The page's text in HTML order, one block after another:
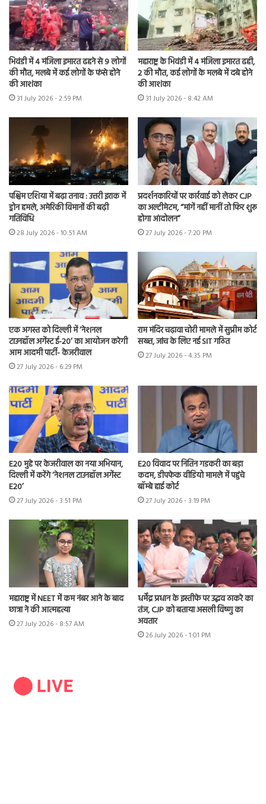
भिवंडी में 4 मंजिला इमारत ढहने से 9 लोगों
की मौत, मलबे में कई लोगों के फंसे होने
की आशंका
31 July 2026 - 2:59 PM
महाराष्ट्र के भिवंडी में 4 मंजिला इमारत ढही,
2 की मौत, कई लोगों के मलबे में दबे होने
की आशंका
31 July 2026 - 8:42 AM
पश्चिम एशिया में बढ़ा तनाव : उत्तरी इराक में
ड्रोन हमले, अमेरिकी विमानों की बढ़ी
गतिविधि
28 July 2026 - 10:51 AM
प्रदर्शनकारियों पर कार्रवाई को लेकर CJP
का अल्टीमेटम, “मांगें नहीं मानीं तो फिर शुरू
होगा आंदोलन”
27 July 2026 - 7:20 PM
एक अगस्त को दिल्ली में ‘नेशनल
टाउनहॉल अगेंस्ट ई-20’ का आयोजन करेगी
आम आदमी पार्टी- केजरीवाल
27 July 2026 - 6:29 PM
राम मंदिर चढ़ावा चोरी मामले में सुप्रीम कोर्ट
सख्त, जांच के लिए नई SIT गठित
27 July 2026 - 4:35 PM
E20 मुद्दे पर केजरीवाल का नया अभियान,
दिल्ली में करेंगे ‘नेशनल टाउनहॉल अगेंस्ट
E20’
27 July 2026 - 3:51 PM
E20 विवाद पर नितिन गडकरी का बड़ा
कदम, डीपफेक वीडियो मामले में पहुंचे
बॉम्बे हाई कोर्ट
27 July 2026 - 3:19 PM
महाराष्ट्र में NEET में कम नंबर आने के बाद
छात्रा ने की आत्महत्या
27 July 2026 - 8:57 AM
धर्मेंद्र प्रधान के इस्तीफे पर उद्धव ठाकरे का
तंज, CJP को बताया असली विष्णु का
अवतार
26 July 2026 - 1:01 PM